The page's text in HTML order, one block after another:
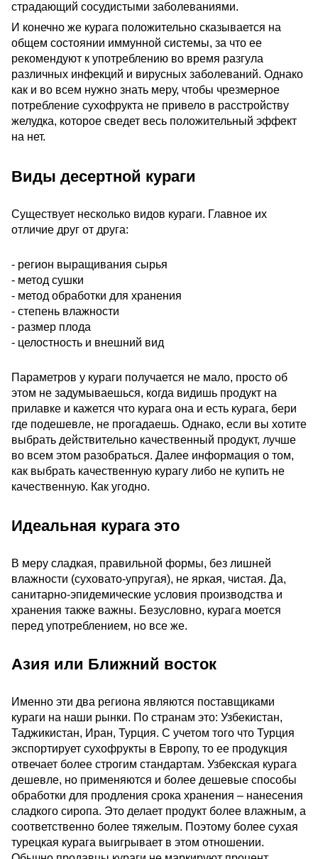
страдающий сосудистыми заболеваниями.
И конечно же курага положительно сказывается на
общем состоянии иммунной системы, за что ее
рекомендуют к употреблению во время разгула
различных инфекций и вирусных заболеваний. Однако
как и во всем нужно знать меру, чтобы чрезмерное
потребление сухофрукта не привело в расстройству
желудка, которое сведет весь положительный эффект
на нет.
Виды десертной кураги
Существует несколько видов кураги. Главное их
отличие друг от друга:
- регион выращивания сырья
- метод сушки
- метод обработки для хранения
- степень влажности
- размер плода
- целостность и внешний вид
Параметров у кураги получается не мало, просто об
этом не задумываешься, когда видишь продукт на
прилавке и кажется что курага она и есть курага, бери
где подешевле, не прогадаешь. Однако, если вы хотите
выбрать действительно качественный продукт, лучше
во всем этом разобраться. Далее информация о том,
как выбрать качественную курагу либо не купить не
качественную. Как угодно.
Идеальная курага это
В меру сладкая, правильной формы, без лишней
влажности (суховато-упругая), не яркая, чистая. Да,
санитарно-эпидемические условия производства и
хранения также важны. Безусловно, курага моется
перед употреблением, но все же.
Азия или Ближний восток
Именно эти два региона являются поставщиками
кураги на наши рынки. По странам это: Узбекистан,
Таджикистан, Иран, Турция. С учетом того что Турция
экспортирует сухофрукты в Европу, то ее продукция
отвечает более строгим стандартам. Узбекская курага
дешевле, но применяются и более дешевые способы
обработки для продления срока хранения – нанесения
сладкого сиропа. Это делает продукт более влажным, а
соответственно более тяжелым. Поэтому более сухая
турецкая курага выигрывает в этом отношении.